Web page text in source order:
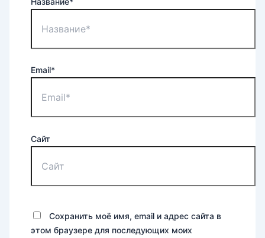
Email*
Сайт
Сохранить моё имя, email и адрес сайта в
этом браузере для последующих моих